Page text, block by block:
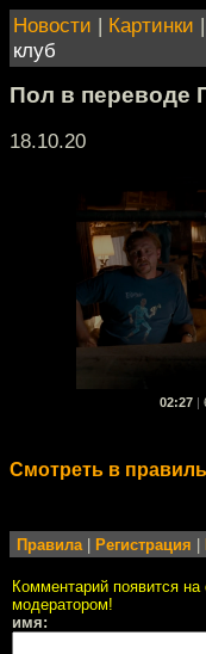
Новости | Картинки |
клуб
Пол в переводе
18.10.20
02:27
Смотреть в
Правила| Регистрация
Комментарий появится на
модератором!
имя: